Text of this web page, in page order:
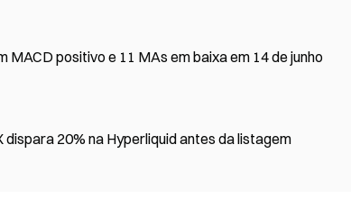
MACD positivo e 11 MAs em baixa em 14 de junho
20% na Hyperliquid antes da listagem